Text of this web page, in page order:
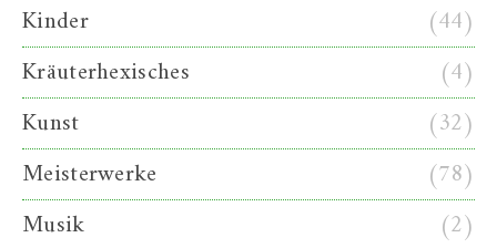
Kinder
(44)
Kräuterhexisches
(4)
Kunst
(32)
Meisterwerke
(78)
Musik
(2)